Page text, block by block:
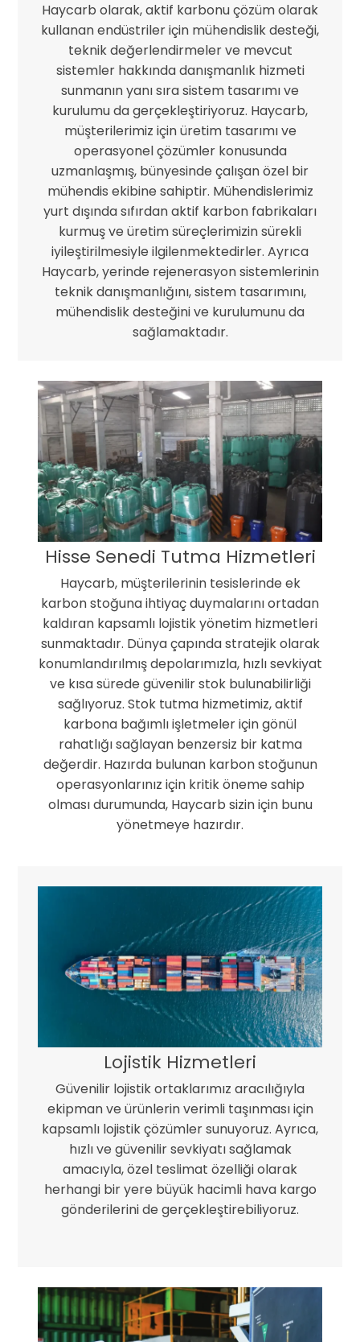
Haycarb olarak, aktif karbonu çözüm olarak
kullanan endüstriler için mühendislik desteği,
teknik değerlendirmeler ve mevcut
sistemler hakkında danışmanlık hizmeti
sunmanın yanı sıra sistem tasarımı ve
kurulumu da gerçekleştiriyoruz. Haycarb,
müşterilerimiz için üretim tasarımı ve
operasyonel çözümler konusunda
uzmanlaşmış, bünyesinde çalışan özel bir
mühendis ekibine sahiptir. Mühendislerimiz
yurt dışında sıfırdan aktif karbon fabrikaları
kurmuş ve üretim süreçlerimizin sürekli
iyileştirilmesiyle ilgilenmektedirler. Ayrıca
Haycarb, yerinde rejenerasyon sistemlerinin
teknik danışmanlığını, sistem tasarımını,
mühendislik desteğini ve kurulumunu da
sağlamaktadır.
Hisse Senedi Tutma Hizmetleri
Haycarb, müşterilerinin tesislerinde ek
karbon stoğuna ihtiyaç duymalarını ortadan
kaldıran kapsamlı lojistik yönetim hizmetleri
sunmaktadır. Dünya çapında stratejik olarak
konumlandırılmış depolarımızla, hızlı sevkiyat
ve kısa sürede güvenilir stok bulunabilirliği
sağlıyoruz. Stok tutma hizmetimiz, aktif
karbona bağımlı işletmeler için gönül
rahatlığı sağlayan benzersiz bir katma
değerdir. Hazırda bulunan karbon stoğunun
operasyonlarınız için kritik öneme sahip
olması durumunda, Haycarb sizin için bunu
yönetmeye hazırdır.
Kalite Güvencesi ve İade -Her parti, yeniden kullanım için geri gönderilmeden önce endüstri standartlarını ve optimum performans seviyelerini
Lojistik Hizmetleri
Güvenilir lojistik ortaklarımız aracılığıyla
ekipman ve ürünlerin verimli taşınması için
kapsamlı lojistik çözümler sunuyoruz. Ayrıca,
hızlı ve güvenilir sevkiyatı sağlamak
amacıyla, özel teslimat özelliği olarak
herhangi bir yere büyük hacimli hava kargo
gönderilerini de gerçekleştirebiliyoruz.